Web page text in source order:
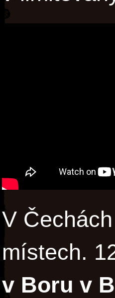
V
místech.
v Boru v